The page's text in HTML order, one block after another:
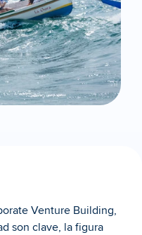
Venture Building,
son clave, la figura